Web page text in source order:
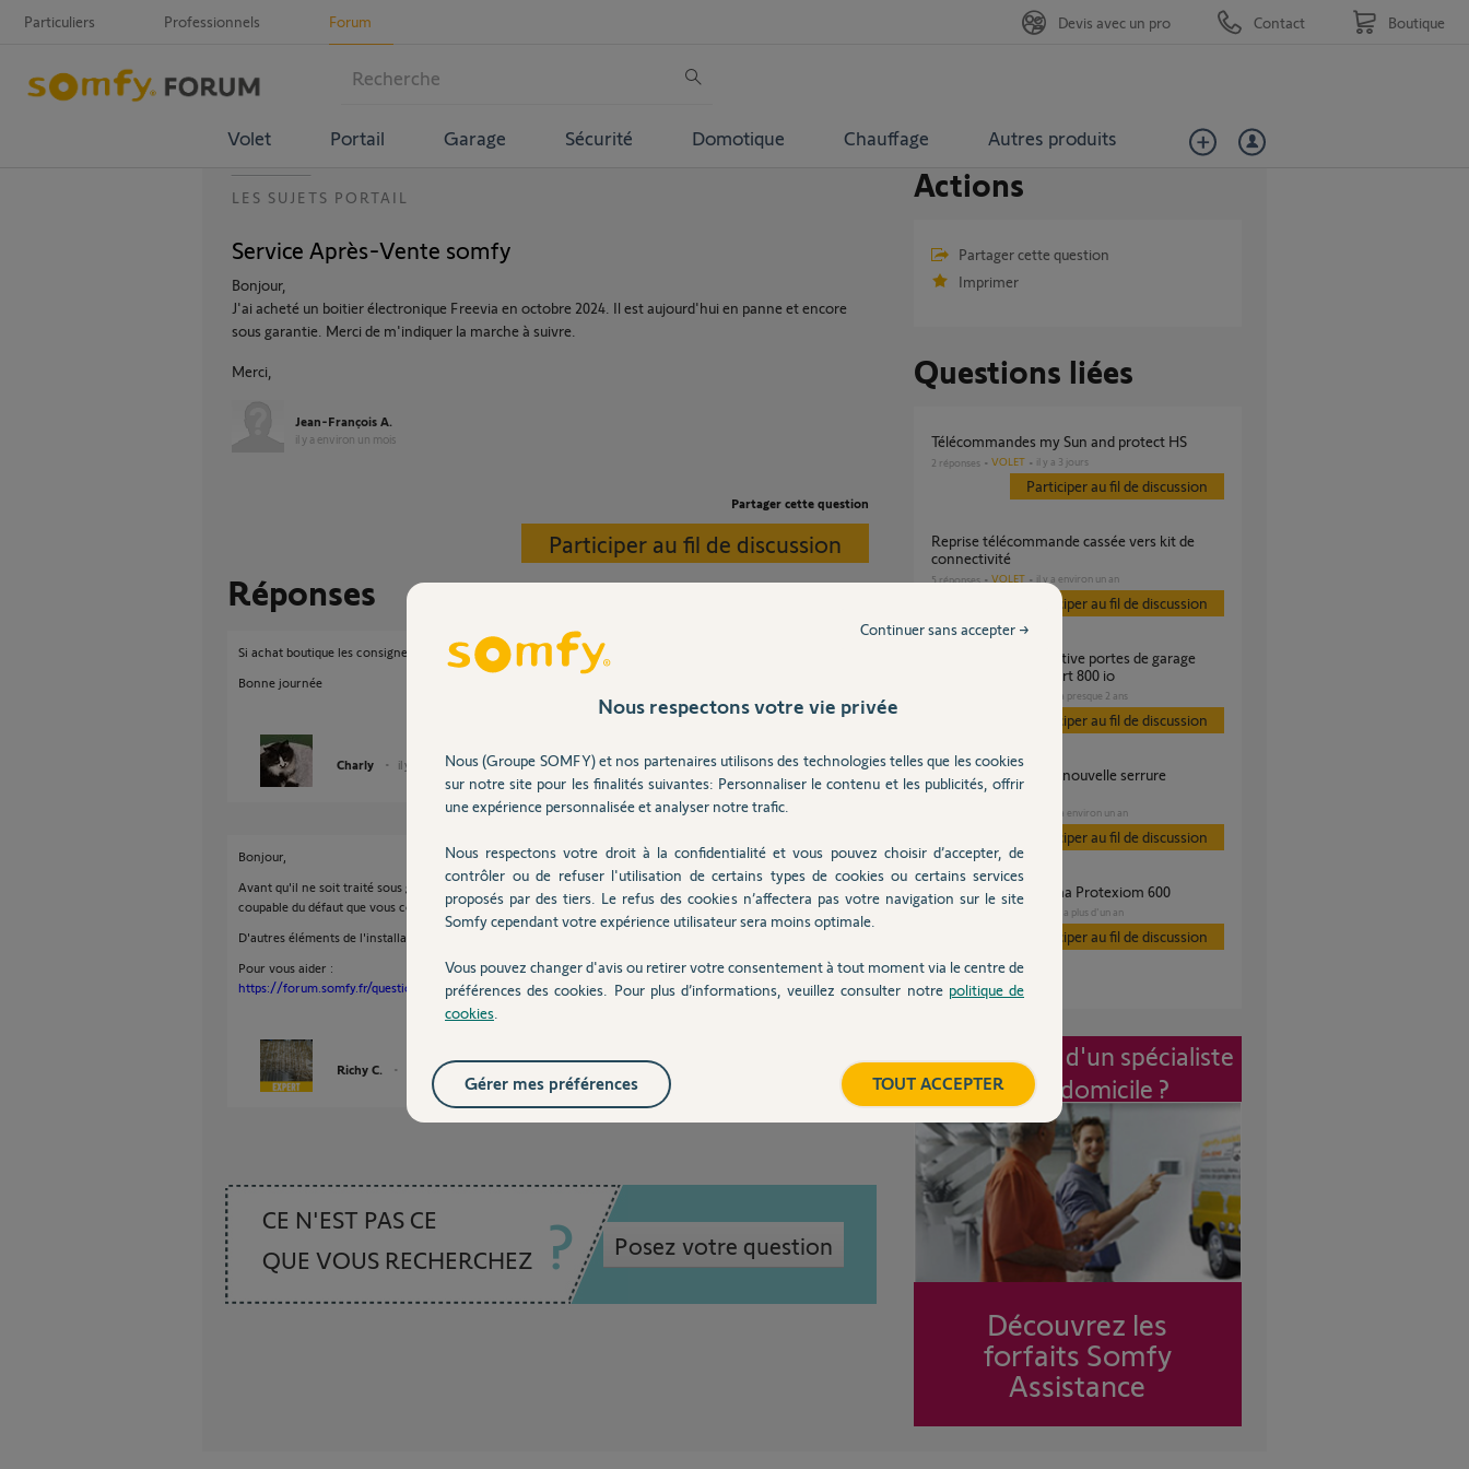
Particuliers Professionnels Forum
Volet Portail Garage Sécurité Domotique Chauffage Autres produits
Devis avec un pro Contact Boutique
LES SUJETS PORTAIL
Service Après-Vente somfy
Bonjour,
J'ai acheté un boitier électronique Freevia en octobre 2024. Il est aujourd'hui en panne et encore
sous garantie. Merci de m'indiquer la marche à suivre.
Merci,
Jean-François A.
il y a environ un mois
Partager cette question
Participer au fil de discussion
Réponses
Si achat boutique les consignes sont indiquées sur votre facture.
Bonne journée
Charly il y a environ un mois
Bonjour,
Avant qu'il ne soit traité sous garantie, il faudra définir avec le SAV Somfy si c'est bien lui le
coupable du défaut que vous constatez et dont vous ne dites rien.
D'autres éléments de l'installation peuvent être en cause.
Pour vous aider :
https://forum.somfy.fr/questions/1014372-somfy-portail-identifier-panne
Richy C. il y a environ un mois
CE N'EST PAS CE
QUE VOUS RECHERCHEZ
Posez votre question
Actions
Partager cette question
Imprimer
Questions liées
Télécommandes my Sun and protect HS
2 réponses VOLET il y a 3 jours
Participer au fil de discussion
Reprise télécommande cassée vers kit de
connectivité
5 réponses VOLET il y a environ un an
Participer au fil de discussion
moteurs Dexxo Smart 800 io
il y a presque 2 ans
Participer au fil de discussion
Problème apparaige nouvelle serrure
connectée
il y a environ un an
Participer au fil de discussion
Remplacement de ma Protexiom 600
il y a plus d'un an
Participer au fil de discussion
Intervention d'un spécialiste
à mon domicile ?
Découvrez les
forfaits Somfy
Assistance
Nous respectons votre vie privée
Nous (Groupe SOMFY) et nos partenaires utilisons des technologies telles que les cookies
sur notre site pour les finalités suivantes: Personnaliser le contenu et les publicités, offrir
une expérience personnalisée et analyser notre trafic.
Nous respectons votre droit à la confidentialité et vous pouvez choisir d’accepter, de
contrôler ou de refuser l'utilisation de certains types de cookies ou certains services
proposés par des tiers. Le refus des cookies n’affectera pas votre navigation sur le site
Somfy cependant votre expérience utilisateur sera moins optimale.
Vous pouvez changer d'avis ou retirer votre consentement à tout moment via le centre de
préférences des cookies. Pour plus d’informations, veuillez consulter notre politique de
cookies
Continuer sans accepter →
TOUT ACCEPTER
Gérer mes préférences